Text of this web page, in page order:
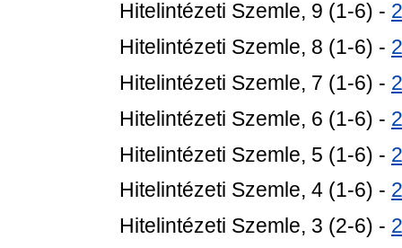
Hitelintézeti Szemle, 9 (1-6) -
Hitelintézeti Szemle, 8 (1-6) -
Hitelintézeti Szemle, 7 (1-6) -
Hitelintézeti Szemle, 6 (1-6) -
Hitelintézeti Szemle, 5 (1-6) -
Hitelintézeti Szemle, 4 (1-6) -
Hitelintézeti Szemle, 3 (2-6) -